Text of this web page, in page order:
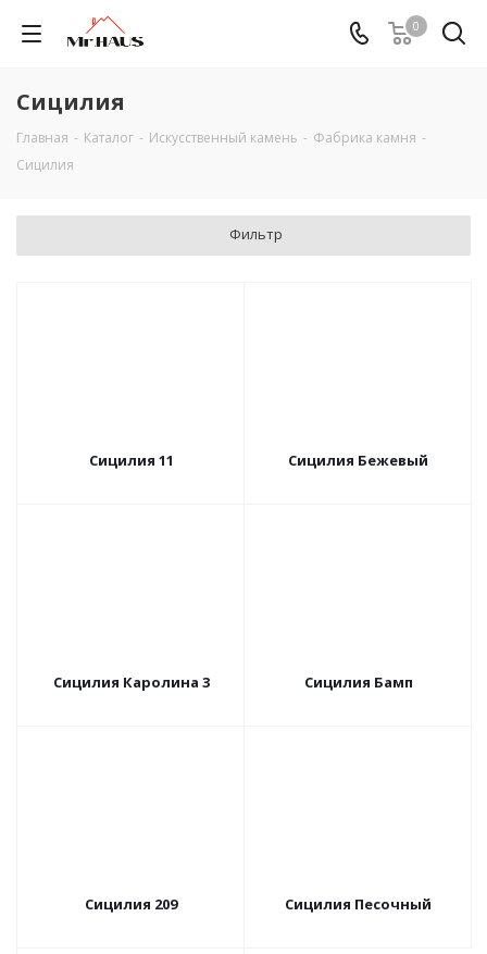
0
Сицилия
Главная - Каталог - Искусственный камень - Фабрика камня -
Сицилия
Фильтр
Сицилия 11 Сицилия Бежевый
Сицилия Каролина 3 Сицилия Бамп
Сицилия 209 Сицилия Песочный